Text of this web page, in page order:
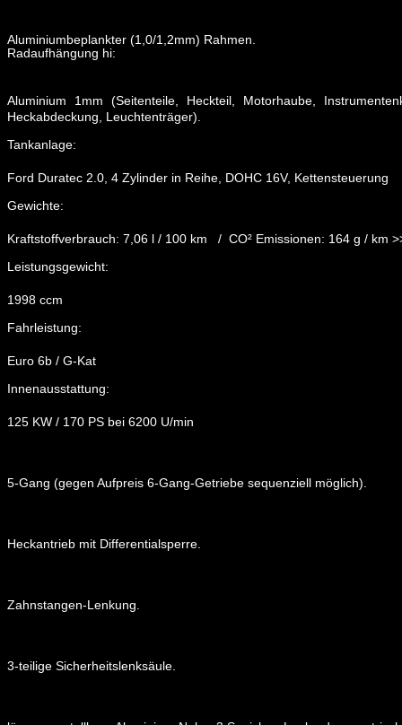
Radaufhängung hi:
Tankanlage:
Gewichte:
Leistungsgewicht:
Fahrleistung:
Innenausstattung:
Aluminiumbeplankter (1,0/1,2mm) Rahmen.
Aluminium 1mm (Seitenteile, Heckteil, Motorhaube,
Heckabdeckung, Leuchtenträger).
Ford Duratec 2.0, 4 Zylinder in Reihe, DOHC 16V, Kettensteuerung
Kraftstoffverbrauch: 7,06 l / 100 km / CO² Emissionen: 164 g / km
1998 ccm
Euro 6b / G-Kat
125 KW / 170 PS bei 6200 U/min
5-Gang (gegen Aufpreis 6-Gang-Getriebe sequenziell möglich).
Heckantrieb mit Differentialsperre.
Zahnstangen-Lenkung.
3-teilige Sicherheitslenksäule.